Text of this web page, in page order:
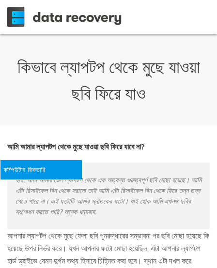
কিভাবে ল্যাপটপ থেকে মুছে যাওয়া
ছবি ফিরে যাও
আমি আমার ল্যাপটপ থেকে মুছে যাওয়া ছবি ফিরে যাবে না?
হাই, আমি আমার ডেল ল্যাপটপ থেকে এক অত্যন্ত গুরুত্বপূর্ণ ছবি মোছা হয়েছে। আমি
এটা রিসাইকেল বিন থেকে সরানো তাই আমি এটা রিসাইকেল বিন থেকে ফিরে তন্ন তন্ন
পেতে পারে না। এই ফটোটি আমার স্নাতকের ফটো। যাই হোক আমি এখনও ছবির
সংশোধন করতে পারি? অনেক ধন্যবাদ.
আপনার ল্যাপটপ থেকে মুছে ফেলা ছবি পুনরুদ্ধারের সম্ভাবনা পর ছবি মোছা হয়েছে কি
হয়েছে উপর নির্ভর করে। যখন আপনার ফটো মোছা হয়েছিল, এটা আপনার ল্যাপটপ
হার্ড ড্রাইভে যেমন দুর্গম তথ্য হিসাবে চিহ্নিত করা হবে। স্থান এটা দখল করে
কম্পিউটার রিকভারি